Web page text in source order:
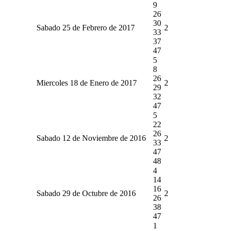
Sabado 25 de Febrero de 2017
9
26
30
33
37
47
2
Miercoles 18 de Enero de 2017
5
8
26
29
32
47
2
Sabado 12 de Noviembre de 2016
5
22
26
33
47
48
2
Sabado 29 de Octubre de 2016
4
14
16
26
38
47
2
1